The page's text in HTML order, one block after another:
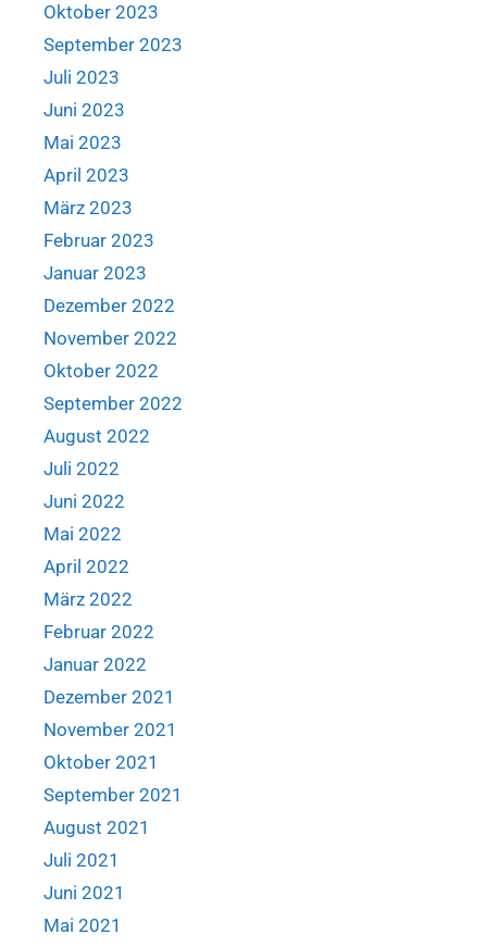
Oktober 2023
September 2023
Juli 2023
Juni 2023
Mai 2023
April 2023
März 2023
Februar 2023
Januar 2023
Dezember 2022
November 2022
Oktober 2022
September 2022
August 2022
Juli 2022
Juni 2022
Mai 2022
April 2022
März 2022
Februar 2022
Januar 2022
Dezember 2021
November 2021
Oktober 2021
September 2021
August 2021
Juli 2021
Juni 2021
Mai 2021